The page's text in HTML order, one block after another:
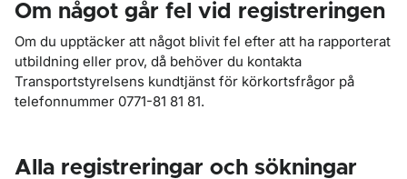
Om något går fel vid registreringen
Om du upptäcker att något blivit fel efter att ha rapporterat
utbildning eller prov, då behöver du kontakta
Transportstyrelsens kundtjänst för körkortsfrågor på
telefonnummer 0771-81 81 81.
Alla registreringar och sökningar